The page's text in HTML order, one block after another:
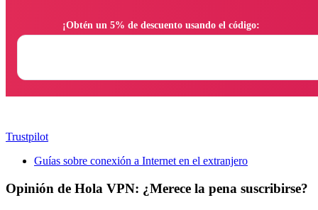
Trustpilot
Guías sobre conexión a Internet en el extranjero
Opinión de Hola VPN: ¿Merece la pena suscribirse?